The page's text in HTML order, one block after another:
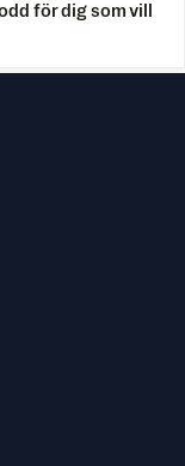
för dig som vill